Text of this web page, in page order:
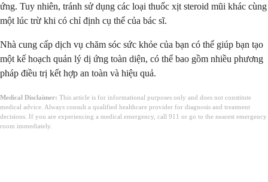
ứng. Tuy nhiên, tránh sử dụng các loại thuốc xịt steroid mũi khác cùng
một lúc trừ khi có chỉ định cụ thể của bác sĩ.
Nhà cung cấp dịch vụ chăm sóc sức khỏe của bạn có thể giúp bạn tạo
một kế hoạch quản lý dị ứng toàn diện, có thể bao gồm nhiều phương
pháp điều trị kết hợp an toàn và hiệu quả.
Medical Disclaimer: This article is for informational purposes only and does not constitute
medical advice. Always consult a qualified healthcare provider for diagnosis and treatment
decisions. If you are experiencing a medical emergency, call 911 or go to the nearest emergency
room immediately.